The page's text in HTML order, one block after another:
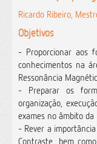
Ricardo Ribeiro,
Objetivos
- Proporcionar aos
conhecimentos na
Ressonância
- Preparar os
organização,
exames no âmbito
- Rever a
Contraste, bem